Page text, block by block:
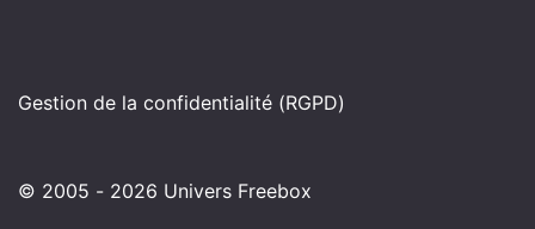
Gestion de la confidentialité (RGPD)
© 2005 - 2026 Univers Freebox